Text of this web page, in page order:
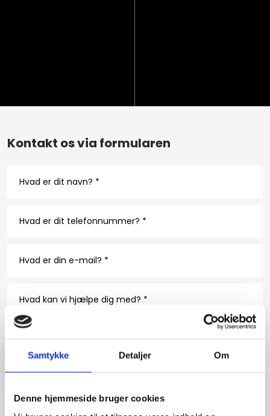
Samtykke Detaljer Om
Denne hjemmeside bruger cookies
Kontakt os via formularen​
Det siger vores kunder​